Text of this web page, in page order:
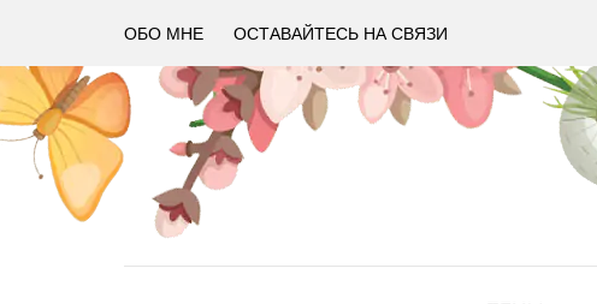
ОБО МНЕ ОСТАВАЙТЕСЬ НА СВЯЗИ